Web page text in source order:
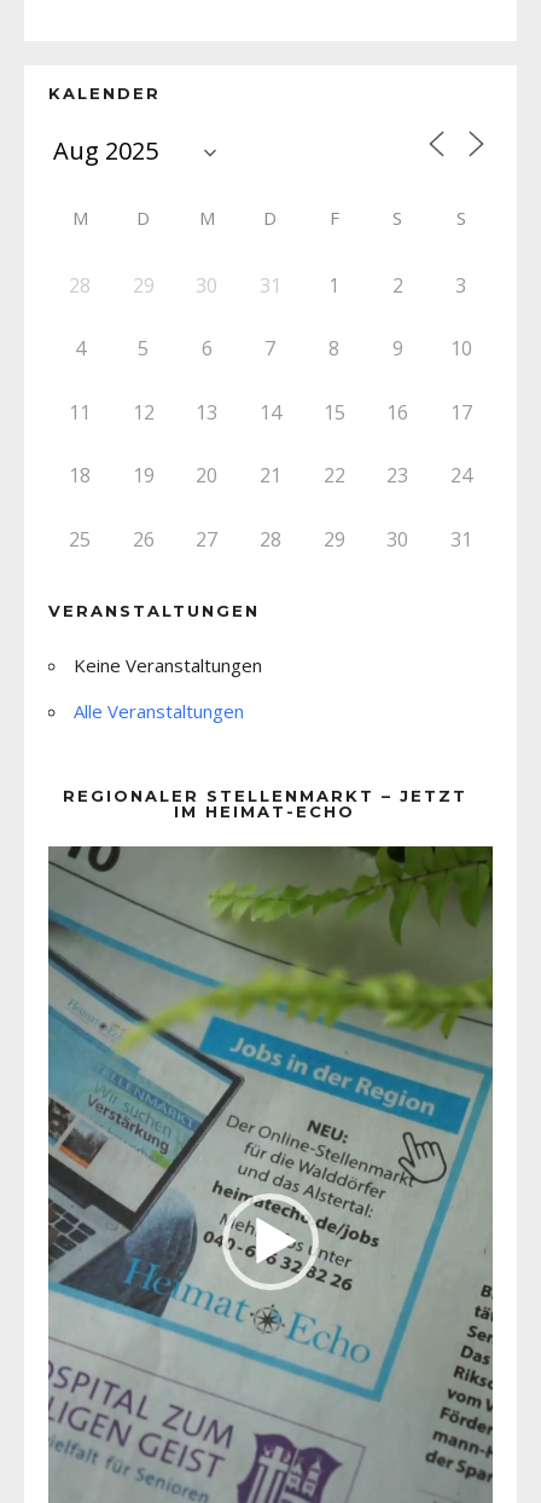
KALENDER
M D M D F S S
28 29 30 31 1 2 3
4 5 6 7 8 9 10
11 12 13 14 15 16 17
18 19 20 21 22 23 24
25 26 27 28 29 30 31
VERANSTALTUNGEN
Keine Veranstaltungen
Alle Veranstaltungen
REGIONALER STELLENMARKT – JETZT
IM HEIMAT-ECHO
Player